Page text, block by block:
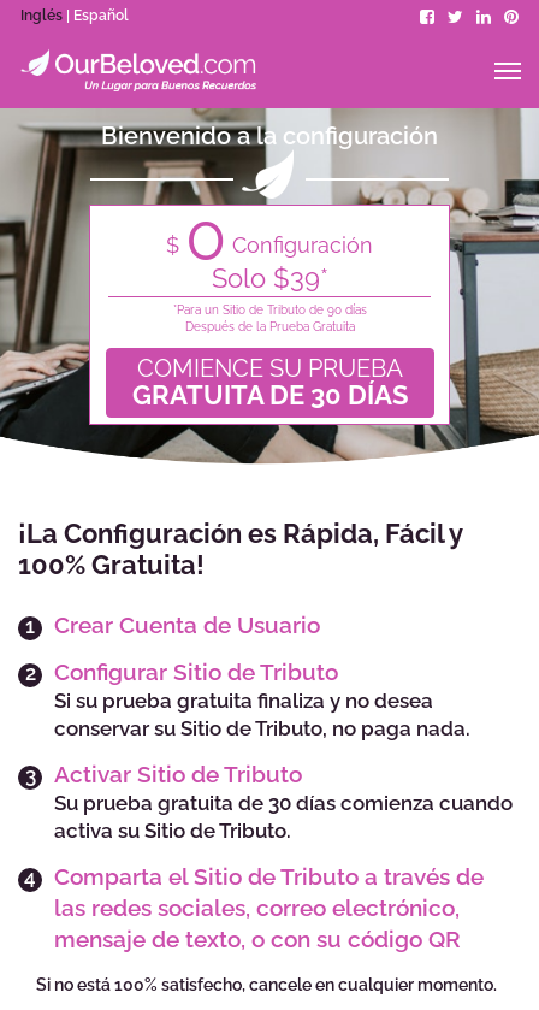
Inglés | Español
Bienvenido a la configuración
$ 0 Configuración
Solo $39*
*Para un Sitio de Tributo de 90 días
Después de la Prueba Gratuita
COMIENCE SU PRUEBA
GRATUITA DE 30 DÍAS
¡La Configuración es Rápida, Fácil y
100% Gratuita!
Crear Cuenta de Usuario
Configurar Sitio de Tributo
Si su prueba gratuita finaliza y no desea
conservar su Sitio de Tributo, no paga nada.
Activar Sitio de Tributo
Su prueba gratuita de 30 días comienza cuando
activa su Sitio de Tributo.
Comparta el Sitio de Tributo a través de
las redes sociales, correo electrónico,
mensaje de texto, o con su código QR
Si no está 100% satisfecho, cancele en cualquier momento.